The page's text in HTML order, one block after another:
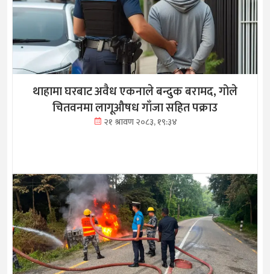
थाहामा घरबाट अवैध एकनाले बन्दुक बरामद, गोले
चितवनमा लागूऔषध गाँजा सहित पक्राउ
२१ श्रावण २०८३, १९:३४